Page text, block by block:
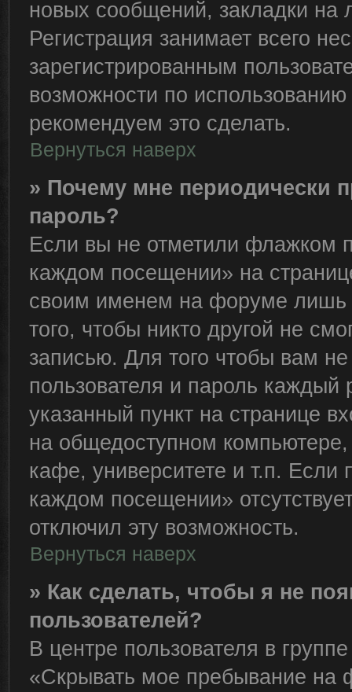
новых сообщений, закладки
Регистрация занимает всего
зарегистрированным
возможности по
рекомендуем это сделать.
Вернуться наверх
» Почему мне периодически
пароль?
Если вы не отметили флажком
каждом посещении» на
своим именем на форуме лишь
того, чтобы никто другой не
записью. Для того чтобы вам
пользователя и пароль
указанный пункт на странице
на общедоступном
кафе, университете и т.п. Если
каждом посещении»
отключил эту возможность.
Вернуться наверх
» Как сделать, чтобы я не
пользователей?
В центре пользователя в
«Скрывать мое пребывание на